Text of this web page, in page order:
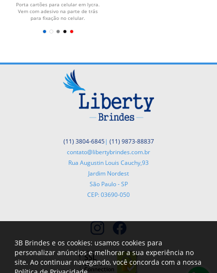
Porta cartões para celular em lycra.
Vem com adesivo na parte de trás
para fixação no celular.
(11) 3804-6845| (11) 9873-88837
contato@libertybrindes.com.br
Rua Augustin Louis Cauchy,93
Jardim Nordest
São Paulo - SP
CEP: 03690-050
3B Brindes e os cookies: usamos cookies para
personalizar anúncios e melhorar a sua experiência no
site. Ao continuar navegando, você concorda com a nossa